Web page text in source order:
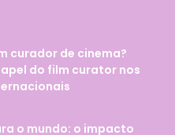
curador de cinema?
do film curator nos
o mundo: o impacto